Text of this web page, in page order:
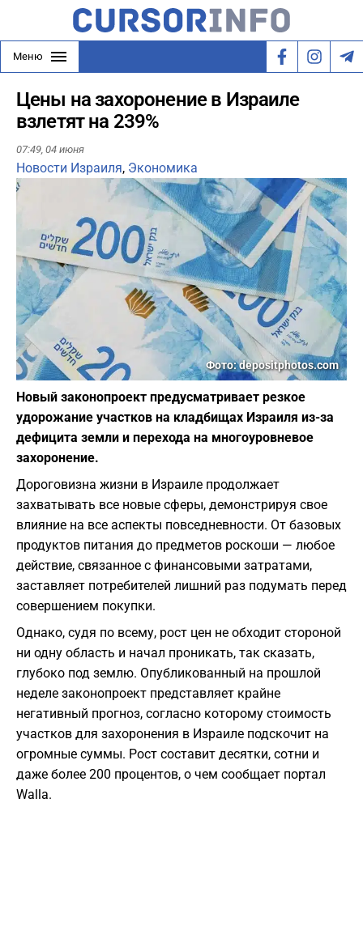
Меню
Цены на захоронение в Израиле
взлетят на 239%
07:49, 04 июня
Новости Израиля, Экономика
Фото: depositphotos.com
Новый законопроект предусматривает резкое
удорожание участков на кладбищах Израиля из-за
дефицита земли и перехода на многоуровневое
захоронение.
Дороговизна жизни в Израиле продолжает
захватывать все новые сферы, демонстрируя свое
влияние на все аспекты повседневности. От базовых
продуктов питания до предметов роскоши — любое
действие, связанное с финансовыми затратами,
заставляет потребителей лишний раз подумать перед
совершением покупки.
Однако, судя по всему, рост цен не обходит стороной
ни одну область и начал проникать, так сказать,
глубоко под землю. Опубликованный на прошлой
неделе законопроект представляет крайне
негативный прогноз, согласно которому стоимость
участков для захоронения в Израиле подскочит на
огромные суммы. Рост составит десятки, сотни и
даже более 200 процентов, о чем сообщает портал
Walla.